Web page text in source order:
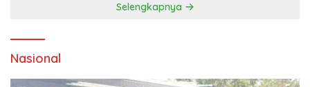
Selengkapnya
Nasional